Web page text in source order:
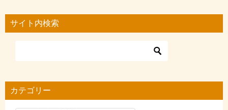
サイト内検索
カテゴリー